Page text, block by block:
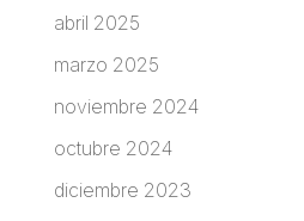
abril 2025
marzo 2025
noviembre 2024
octubre 2024
diciembre 2023